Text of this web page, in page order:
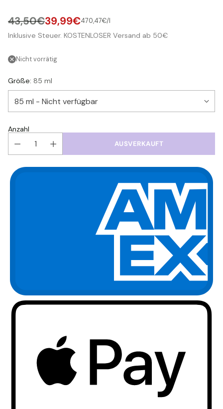
Normaler
43,50€39,99€Stückpreis
470,47€/
pro l
Inklusive Steuer. KOSTENLOSER Versand ab 50€
Nicht vorrätig
Größe: 85 ml
Anzahl
AUSVERKAUFT